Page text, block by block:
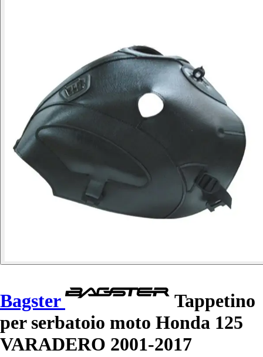
Bagster
Tappetino
per serbatoio moto Honda 125
VARADERO 2001-2017